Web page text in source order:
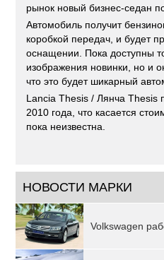
рынок новый бизнес-седан
Автомобиль получит
коробкой передач, и будет
оснащении. Пока доступны
изображения новинки, но и
что это будет шикарный
Lancia Thesis / Лянча Thesis
2010 года, что касается
пока неизвестна.
НОВОСТИ МАРКИ
Volkswagen